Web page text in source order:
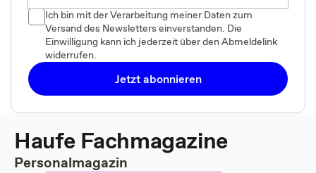
Ich bin mit der Verarbeitung meiner Daten zum
Versand des Newsletters einverstanden. Die
Einwilligung kann ich jederzeit über den Abmeldelink
widerrufen.
Jetzt abonnieren
Haufe Fachmagazine
Personalmagazin